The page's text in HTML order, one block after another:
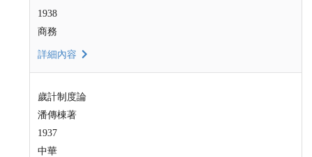
1938
商務
詳細內容
歲計制度論
潘傳棟著
1937
中華